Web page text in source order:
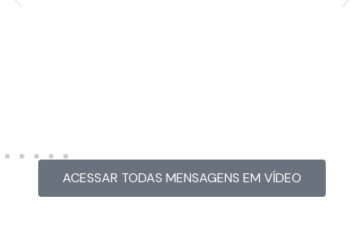
ACESSAR TODAS MENSAGENS EM VÍDEO